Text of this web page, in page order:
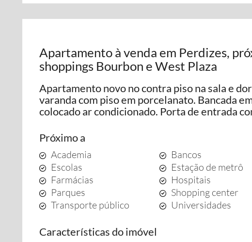
Apartamento à venda em Perdizes,
shoppings Bourbon e West Plaza
Apartamento novo no contra piso na sala e
varanda com piso em porcelanato. Bancada
colocado ar condicionado. Porta de entrada
Próximo a
Academia Bancos
Escolas
Estação de metrô
Farmácias
Hospitais
Parques
Shopping center
Transporte público
Universidades
Características do imóvel